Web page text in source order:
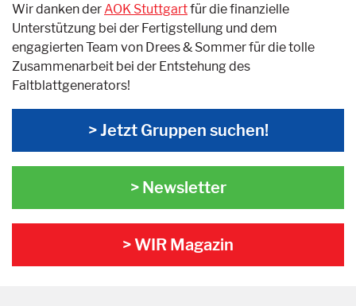
Wir danken der AOK Stuttgartfür die finanzielle
Unterstützung bei der Fertigstellung und dem
engagierten Team von Drees & Sommer für die tolle
Zusammenarbeit bei der Entstehung des
Faltblattgenerators!
> Jetzt Gruppen suchen!
> Newsletter
> WIR Magazin